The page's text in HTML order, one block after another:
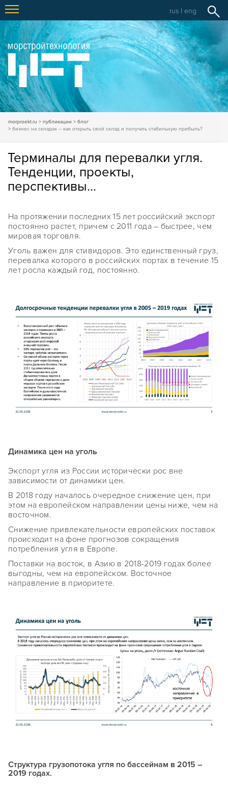
rus | eng
morproekt.ru публикации
блог
бизнес на складах – как открыть свой склад и получать стабильную прибыль?
Терминалы для перевалки угля.
Тенденции, проекты,
перспективы…
На протяжении последних 15 лет российский экспорт
постоянно растет, причем с 2011 года – быстрее, чем
мировая торговля.
Уголь важен для стивидоров. Это единственный груз,
перевалка которого в российских портах в течение 15
лет росла каждый год, постоянно.
Динамика цен на уголь
Экспорт угля из России исторически рос вне
зависимости от динамики цен.
В 2018 году началось очередное снижение цен, при
этом на европейском направлении цены ниже, чем на
восточном.
Снижение привлекательности европейских поставок
происходит на фоне прогнозов сокращения
потребления угля в Европе.
Поставки на восток, в Азию в 2018-2019 годах более
выгодны, чем на европейском. Восточное
направление в приоритете.
Структура грузопотока угля по бассейнам в 2015 –
2019 годах.